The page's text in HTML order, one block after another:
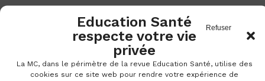
Education Santé
respecte votre vie
privée
La MC, dans le périmètre de la revue Education Santé, utilise des
cookies sur ce site web pour rendre votre expérience de
Refuser